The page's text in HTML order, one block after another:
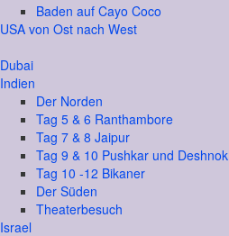
Baden auf Cayo Coco
USA von Ost nach West
Dubai
Indien
Der Norden
Tag 5 & 6 Ranthambore
Tag 7 & 8 Jaipur
Tag 9 & 10 Pushkar und Deshnok
Tag 10 -12 Bikaner
Der Süden
Theaterbesuch
Israel